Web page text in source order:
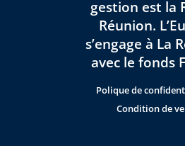
gestion est la
Réunion.
s’engage à La
avec le fonds
Polique de
Condition de